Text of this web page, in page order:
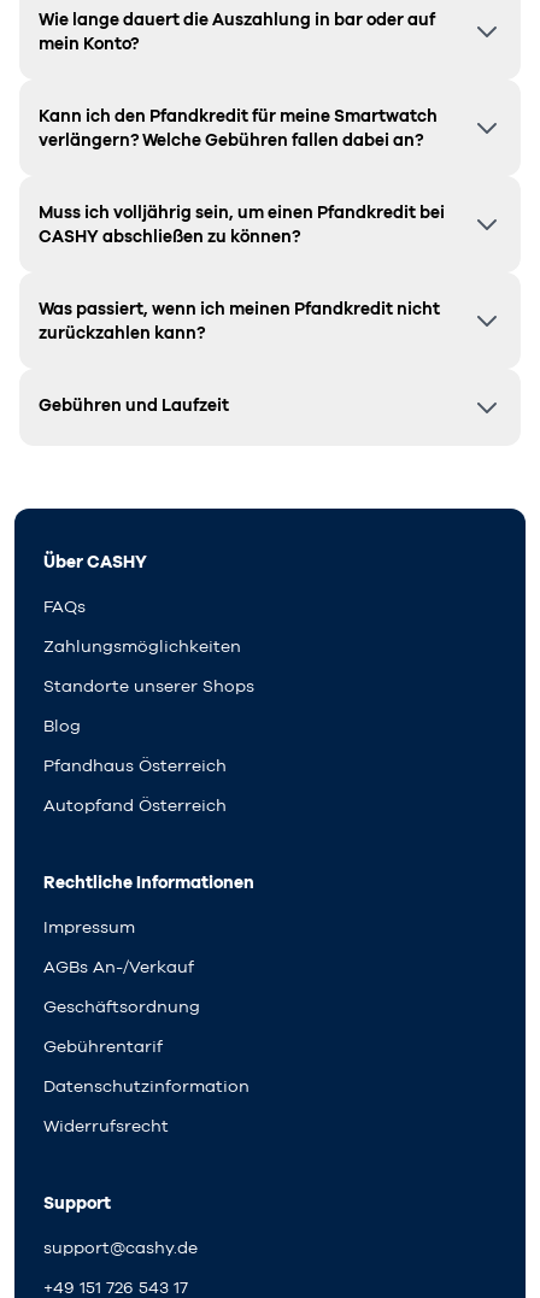
Wie lange dauert die Auszahlung in bar oder auf
mein Konto?
Kann ich den Pfandkredit für meine Smartwatch
verlängern? Welche Gebühren fallen dabei an?
Muss ich volljährig sein, um einen Pfandkredit bei
CASHY abschließen zu können?
Was passiert, wenn ich meinen Pfandkredit nicht
zurückzahlen kann?
Gebühren und Laufzeit
Über CASHY
FAQs
Zahlungsmöglichkeiten
Standorte unserer Shops
Blog
Pfandhaus Österreich
Autopfand Österreich
Rechtliche Informationen
Impressum
AGBs An-/Verkauf
Geschäftsordnung
Gebührentarif
Datenschutzinformation
Widerrufsrecht
Support
support@cashy.de
+49 151 726 543 17